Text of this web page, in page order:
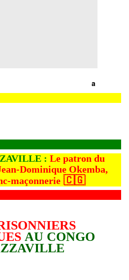
a
: Le patron du
Dominique Okemba,
maçonnerie 🇨🇬
AU CONGO